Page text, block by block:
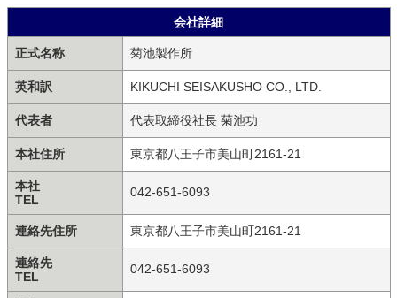
会社詳細
正式名称 菊池製作所
英和訳 KIKUCHI SEISAKUSHO CO., LTD.
代表者 代表取締役社長 菊池功
本社住所 東京都八王子市美山町2161-21
本社
TEL
042-651-6093
連絡先住所 東京都八王子市美山町2161-21
連絡先
TEL
042-651-6093